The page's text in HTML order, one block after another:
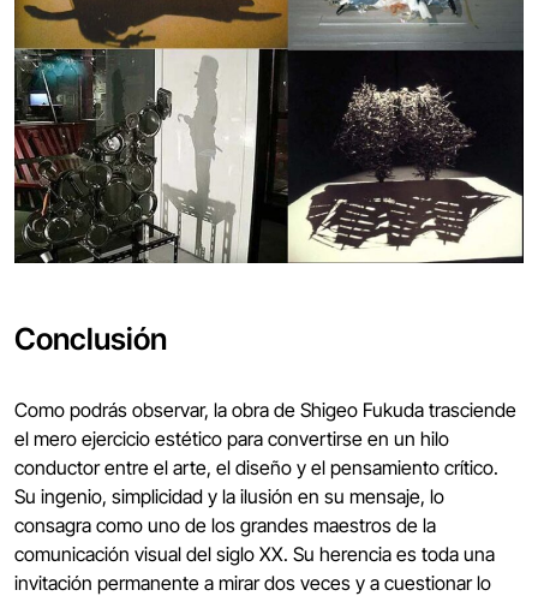
Conclusión
Como podrás observar, la obra de Shigeo Fukuda trasciende
el mero ejercicio estético para convertirse en un hilo
conductor entre el arte, el diseño y el pensamiento crítico.
Su ingenio, simplicidad y la ilusión en su mensaje, lo
consagra como uno de los grandes maestros de la
comunicación visual del siglo XX. Su herencia es toda una
invitación permanente a mirar dos veces y a cuestionar lo